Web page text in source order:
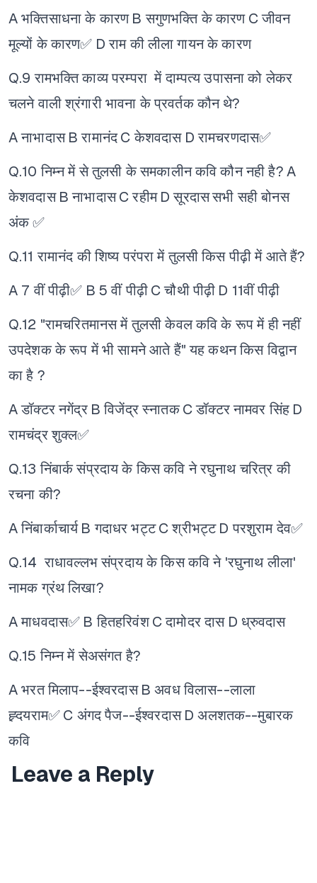
A भक्तिसाधना के कारण B सगुणभक्ति के कारण C जीवन
मूल्यों के कारण✅ D राम की लीला गायन के कारण
Q.9 रामभक्ति काव्य परम्परा में दाम्पत्य उपासना को लेकर
चलने वाली श्रंगारी भावना के प्रवर्तक कौन थे?
A नाभादास B रामानंद C केशवदास D रामचरणदास✅
Q.10 निम्न में से तुलसी के समकालीन कवि कौन नही है? A
केशवदास B नाभादास C रहीम D सूरदाससभी सही बोनस
अंक ✅
Q.11 रामानंद की शिष्य परंपरा में तुलसी किस पीढ़ी में आते हैं?
A 7 वीं पीढ़ी✅ B 5 वीं पीढ़ी C चौथी पीढ़ी D 11वीं पीढ़ी
Q.12 "रामचरितमानस में तुलसी केवल कवि के रूप में ही नहीं
उपदेशक के रूप में भी सामने आते हैं" यह कथन किस विद्वान
का है ?
A डॉक्टर नगेंद्र B विजेंद्र स्नातक C डॉक्टर नामवर सिंह D
रामचंद्र शुक्ल✅
Q.13 निंबार्क संप्रदाय के किस कवि ने रघुनाथ चरित्र की
रचना की?
A निंबार्काचार्य B गदाधर भट्ट C श्रीभट्ट D परशुराम देव✅
Q.14 राधावल्लभ संप्रदाय के किस कवि ने 'रघुनाथ लीला'
नामक ग्रंथ लिखा?
A माधवदास✅ B हितहरिवंश C दामोदर दास D ध्रुवदास
Q.15 निम्न में सेअसंगत है?
A भरत मिलाप--ईश्वरदास B अवध विलास--लाला
ह्र्दयराम✅ C अंगद पैज--ईश्वरदास D अलशतक--मुबारक
कवि
Leave a Reply